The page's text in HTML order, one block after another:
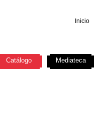
Inicio
Catálogo Mediateca